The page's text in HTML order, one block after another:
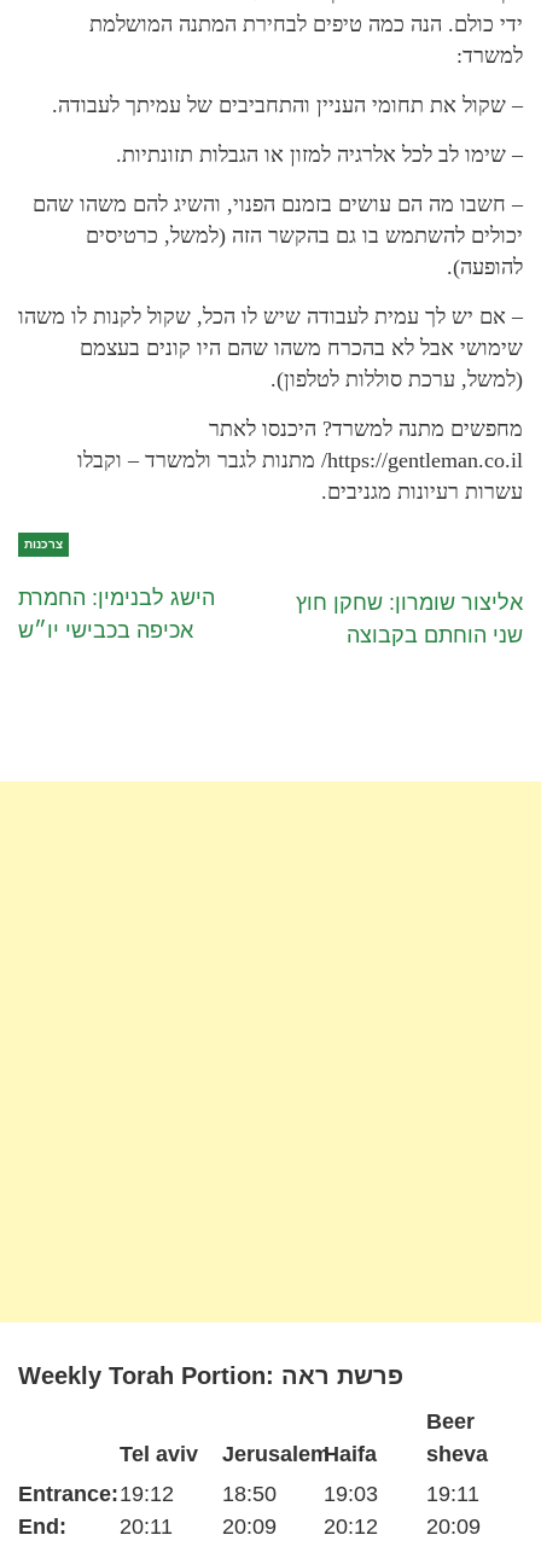
ידי כולם. הנה כמה טיפים לבחירת המתנה המושלמת
למשרד:
– שקול את תחומי העניין והתחביבים של עמיתך לעבודה.
– שימו לב לכל אלרגיה למזון או הגבלות תזונתיות.
– חשבו מה הם עושים בזמנם הפנוי, והשיג להם משהו שהם
יכולים להשתמש בו גם בהקשר הזה (למשל, כרטיסים
להופעה).
– אם יש לך עמית לעבודה שיש לו הכל, שקול לקנות לו משהו
שימושי אבל לא בהכרח משהו שהם היו קונים בעצמם
(למשל, ערכת סוללות לטלפון).
מחפשים מתנה למשרד? היכנסו לאתר
https://gentleman.co.il/ מתנות לגבר ולמשרד – וקבלו
עשרות רעיונות מגניבים.
צרכנות
הישג לבנימין: החמרת
אכיפה בכבישי יו״ש
אליצור שומרון: שחקן חוץ
שני הוחתם בקבוצה
Weekly Torah Portion: פרשת ראה
Entrance:
End:
Tel aviv
19:12
20:11
Jerusalem
18:50
20:09
Haifa
19:03
20:12
Beer
sheva
19:11
20:09